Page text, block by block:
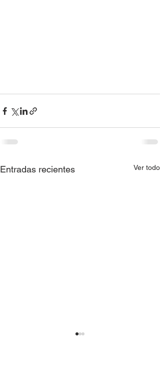
Entradas recientes Ver todo